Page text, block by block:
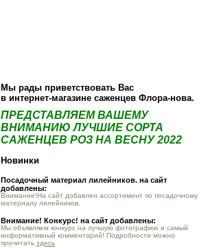
Мы рады приветствовать Вас
в интернет-магазине саженцев Флора-нова.
ПРЕДСТАВЛЯЕМ ВАШЕМУ
ВНИМАНИЮ ЛУЧШИЕ СОРТА
САЖЕНЦЕВ РОЗ НА ВЕСНУ 2022
Новинки
Посадочный материал лилейников. на сайт
добавлены:
Внимание!На сайт добавлен ассортимент по посадочному
материалу лилейников.
Внимание! Конкурс! на сайт добавлены:
Мы объявляем конкурс на лучшую фотографию и самый
информативный комментарий! Подробности можно
прочитать здесь